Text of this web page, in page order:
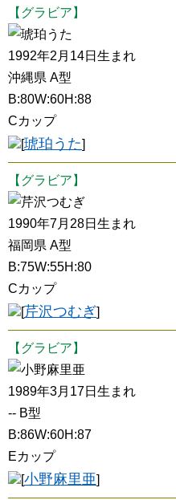
【グラビア】
琥珀うた
1992年2月14日生まれ
沖縄県 A型
B:80W:60H:88
Cカップ
[琥珀うた]
【グラビア】
芹沢つむぎ
1990年7月28日生まれ
福岡県 A型
B:75W:55H:80
Cカップ
[芹沢つむぎ]
【グラビア】
小野麻里亜
1989年3月17日生まれ
-- B型
B:86W:60H:87
Eカップ
[小野麻里亜]